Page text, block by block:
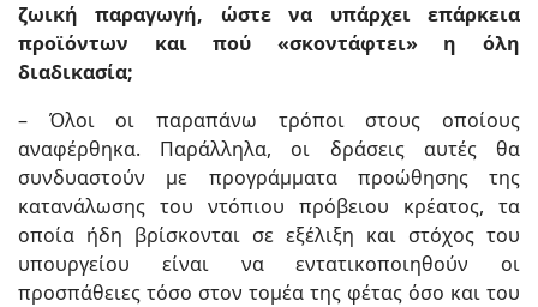
ζωική παραγωγή, ώστε να υπάρχει επάρκεια
προϊόντων και πού «σκοντάφτει» η όλη
διαδικασία;
– Όλοι οι παραπάνω τρόποι στους οποίους
αναφέρθηκα. Παράλληλα, οι δράσεις αυτές θα
συνδυαστούν με προγράμματα προώθησης της
κατανάλωσης του ντόπιου πρόβειου κρέατος, τα
οποία ήδη βρίσκονται σε εξέλιξη και στόχος του
υπουργείου είναι να εντατικοποιηθούν οι
προσπάθειες τόσο στον τομέα της φέτας όσο και του